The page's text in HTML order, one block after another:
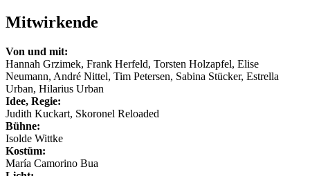
Mitwirkende
Von und mit:
Hannah Grzimek, Frank Herfeld, Torsten Holzapfel, Elise
Neumann, André Nittel, Tim Petersen, Sabina Stücker, Estrella
Urban, Hilarius Urban
Idee, Regie:
Judith Kuckart, Skoronel Reloaded
Bühne:
Isolde Wittke
Kostüm:
María Camorino Bua